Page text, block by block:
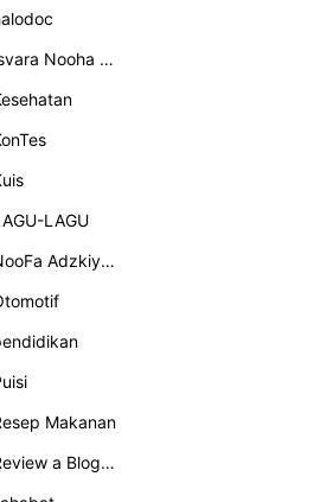
Isvara Nooha Mukhbita Zain
LAGU
NooFa Adzkiya Putri Zain
Makanan
Review a Blogger